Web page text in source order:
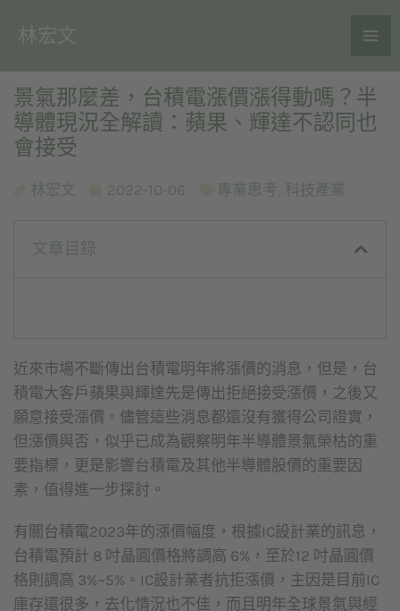
林宏文
景氣那麼差，台積電漲價漲得動嗎？半
導體現況全解讀：蘋果、輝達不認同也
會接受
林宏文 2022-10-06 專業思考, 科技產業
文章目錄
近來市場不斷傳出台積電明年將漲價的消息，但是，台
積電大客戶蘋果與輝達先是傳出拒絕接受漲價，之後又
願意接受漲價。儘管這些消息都還沒有獲得公司證實，
但漲價與否，似乎已成為觀察明年半導體景氣榮枯的重
要指標，更是影響台積電及其他半導體股價的重要因
素，值得進一步探討。
有關台積電2023年的漲價幅度，根據IC設計業的訊息，
台積電預計 8 吋晶圓價格將調高 6%，至於12 吋晶圓價
格則調高 3%~5%。IC設計業者抗拒漲價，主因是目前IC
庫存還很多，去化情況也不佳，而且明年全球景氣與經